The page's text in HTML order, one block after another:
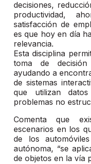
decisiones,
productividad,
satisfacción de
es que hoy en día
relevancia.
Esta disciplina
toma de decisión
ayudando a
de sistemas
que utilizan
problemas no
Comenta que
escenarios en los
de los
autónoma, “se
de objetos en la vía